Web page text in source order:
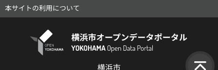
本サイトの利用について
横浜市